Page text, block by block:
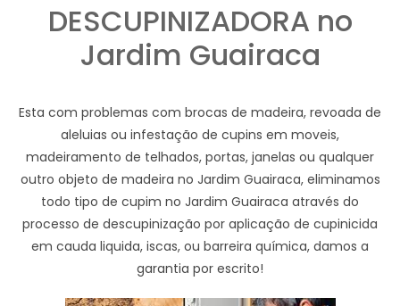
DESCUPINIZADORA no
Jardim Guairaca
Esta com problemas com brocas de madeira, revoada de
aleluias ou infestação de cupins em moveis,
madeiramento de telhados, portas, janelas ou qualquer
outro objeto de madeira no Jardim Guairaca, eliminamos
todo tipo de cupim no Jardim Guairaca através do
processo de descupinização por aplicação de cupinicida
em cauda liquida, iscas, ou barreira química, damos a
garantia por escrito!